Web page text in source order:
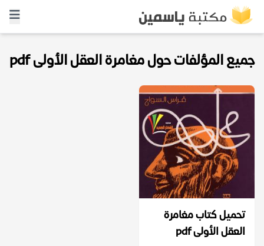
جميع المؤلفات حول مغامرة العقل الأولى pdf
تحميل كتاب مغامرة
العقل الأولى pdf